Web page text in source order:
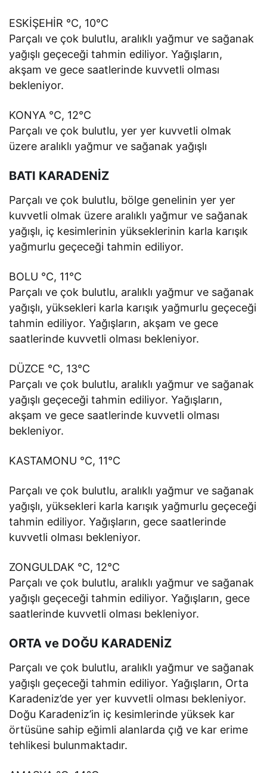
ESKİŞEHİR °C, 10°C
Parçalı ve çok bulutlu, aralıklı yağmur ve sağanak
yağışlı geçeceği tahmin ediliyor. Yağışların,
akşam ve gece saatlerinde kuvvetli olması
bekleniyor.
KONYA °C, 12°C
Parçalı ve çok bulutlu, yer yer kuvvetli olmak
üzere aralıklı yağmur ve sağanak yağışlı
BATI KARADENİZ
Parçalı ve çok bulutlu, bölge genelinin yer yer
kuvvetli olmak üzere aralıklı yağmur ve sağanak
yağışlı, iç kesimlerinin yükseklerinin karla karışık
yağmurlu geçeceği tahmin ediliyor.
BOLU °C, 11°C
Parçalı ve çok bulutlu, aralıklı yağmur ve sağanak
yağışlı, yüksekleri karla karışık yağmurlu geçeceği
tahmin ediliyor. Yağışların, akşam ve gece
saatlerinde kuvvetli olması bekleniyor.
DÜZCE °C, 13°C
Parçalı ve çok bulutlu, aralıklı yağmur ve sağanak
yağışlı geçeceği tahmin ediliyor. Yağışların,
akşam ve gece saatlerinde kuvvetli olması
bekleniyor.
KASTAMONU °C, 11°C
Parçalı ve çok bulutlu, aralıklı yağmur ve sağanak
yağışlı, yüksekleri karla karışık yağmurlu geçeceği
tahmin ediliyor. Yağışların, gece saatlerinde
kuvvetli olması bekleniyor.
ZONGULDAK °C, 12°C
Parçalı ve çok bulutlu, aralıklı yağmur ve sağanak
yağışlı geçeceği tahmin ediliyor. Yağışların, gece
saatlerinde kuvvetli olması bekleniyor.
ORTA ve DOĞU KARADENİZ
Parçalı ve çok bulutlu, aralıklı yağmur ve sağanak
yağışlı geçeceği tahmin ediliyor. Yağışların, Orta
Karadeniz’de yer yer kuvvetli olması bekleniyor.
Doğu Karadeniz’in iç kesimlerinde yüksek kar
örtüsüne sahip eğimli alanlarda çığ ve kar erime
tehlikesi bulunmaktadır.